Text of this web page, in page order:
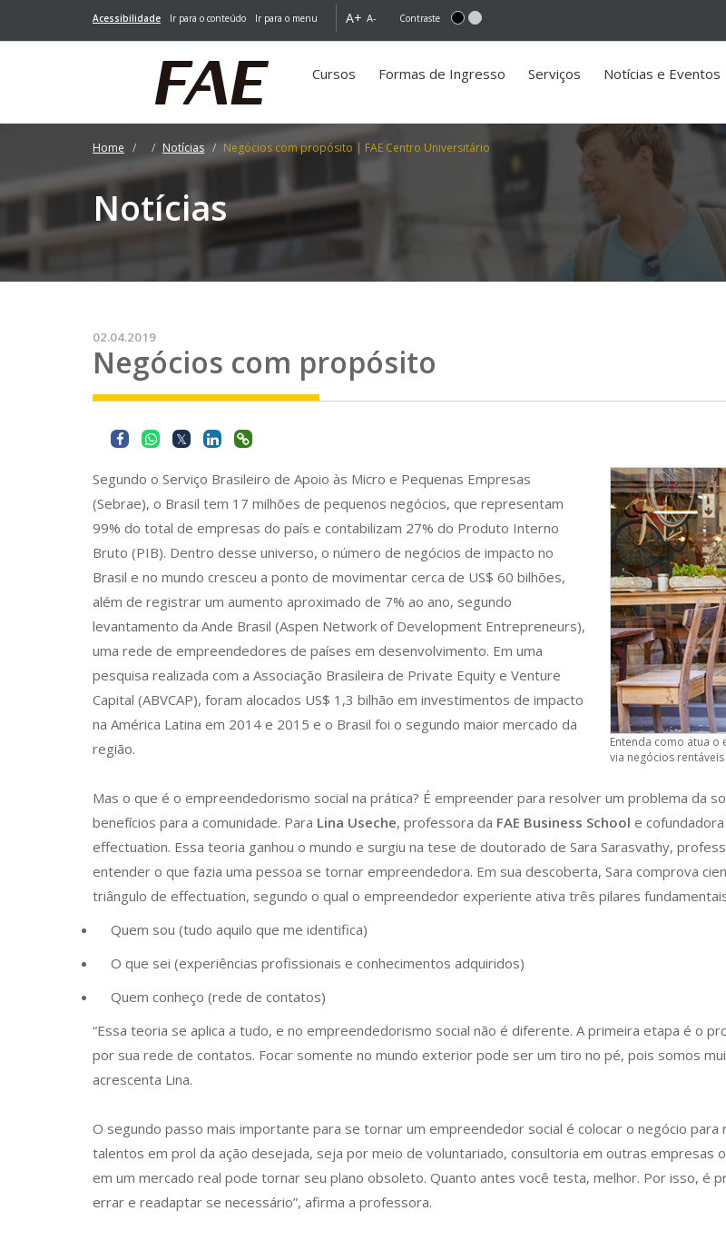
Acessibilidade Ir para o conteúdo Ir para o menu A+ A- Contraste
Cursos Formas de Ingresso Serviços Notícias e Eventos
Home Notícias Negócios com propósito | FAE Centro Universitário
Notícias
02.04.2019
Negócios com propósito
Entenda como atua
via negócios
Segundo o Serviço Brasileiro de Apoio às Micro e Pequenas Empresas
(Sebrae), o Brasil tem 17 milhões de pequenos negócios, que representam
99% do total de empresas do país e contabilizam 27% do Produto Interno
Bruto (PIB). Dentro desse universo, o número de negócios de impacto no
Brasil e no mundo cresceu a ponto de movimentar cerca de US$ 60 bilhões,
além de registrar um aumento aproximado de 7% ao ano, segundo
levantamento da Ande Brasil (Aspen Network of Development Entrepreneurs),
uma rede de empreendedores de países em desenvolvimento. Em uma
pesquisa realizada com a Associação Brasileira de Private Equity e Venture
Capital (ABVCAP), foram alocados US$ 1,3 bilhão em investimentos de impacto
na América Latina em 2014 e 2015 e o Brasil foi o segundo maior mercado da
região.
Mas o que é o empreendedorismo social na prática? É empreender para resolver um problema da
benefícios para a comunidade. Para Lina Useche, professora da FAE Business School e
effectuation. Essa teoria ganhou o mundo e surgiu na tese de doutorado de Sara Sarasvathy,
entender o que fazia uma pessoa se tornar empreendedora. Em sua descoberta, Sara comprova
triângulo de effectuation, segundo o qual o empreendedor experiente ativa três pilares
Quem sou (tudo aquilo que me identifica)
O que sei (experiências profissionais e conhecimentos adquiridos)
Quem conheço (rede de contatos)
“Essa teoria se aplica a tudo, e no empreendedorismo social não é diferente. A primeira etapa é o
por sua rede de contatos. Focar somente no mundo exterior pode ser um tiro no pé, pois somos
acrescenta Lina.
O segundo passo mais importante para se tornar um empreendedor social é colocar o negócio para
talentos em prol da ação desejada, seja por meio de voluntariado, consultoria em outras empresas
em um mercado real pode tornar seu plano obsoleto. Quanto antes você testa, melhor. Por isso, é
errar e readaptar se necessário”, afirma a professora.